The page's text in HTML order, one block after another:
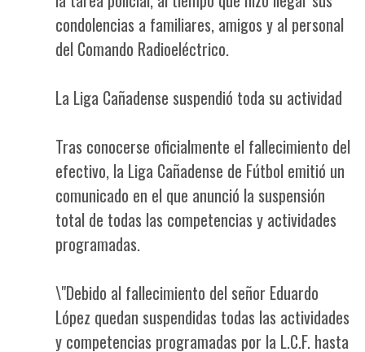
condolencias a familiares, amigos y al personal
del Comando Radioeléctrico.
La Liga Cañadense suspendió toda su actividad
Tras conocerse oficialmente el fallecimiento del
efectivo, la Liga Cañadense de Fútbol emitió un
comunicado en el que anunció la suspensión
total de todas las competencias y actividades
programadas.
\"Debido al fallecimiento del señor Eduardo
López quedan suspendidas todas las actividades
y competencias programadas por la L.C.F. hasta